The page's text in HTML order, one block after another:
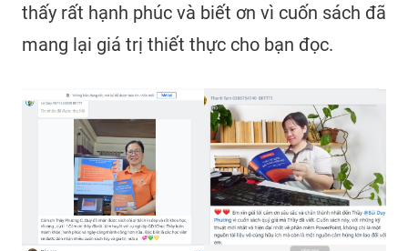
thấy rất hạnh phúc và biết ơn vì cuốn sách đã
mang lại giá trị thiết thực cho bạn đọc.